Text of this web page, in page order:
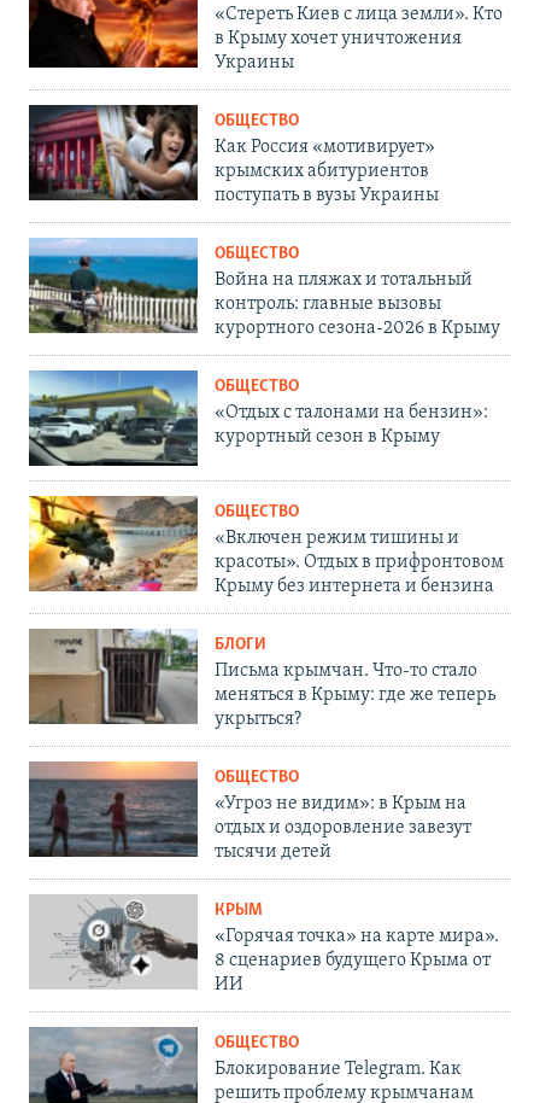
«Стереть Киев с лица земли». Кто
в Крыму хочет уничтожения
Украины
ОБЩЕСТВО
Как Россия «мотивирует»
крымских абитуриентов
поступать в вузы Украины
ОБЩЕСТВО
Война на пляжах и тотальный
контроль: главные вызовы
курортного сезона-2026 в Крыму
ОБЩЕСТВО
«Отдых с талонами на бензин»:
курортный сезон в Крыму
ОБЩЕСТВО
«Включен режим тишины и
красоты». Отдых в прифронтовом
Крыму без интернета и бензина
БЛОГИ
Письма крымчан. Что-то стало
меняться в Крыму: где же теперь
укрыться?
ОБЩЕСТВО
«Угроз не видим»: в Крым на
отдых и оздоровление завезут
тысячи детей
КРЫМ
«Горячая точка» на карте мира».
8 сценариев будущего Крыма от
ИИ
ОБЩЕСТВО
Блокирование Telegram. Как
решить проблему крымчанам